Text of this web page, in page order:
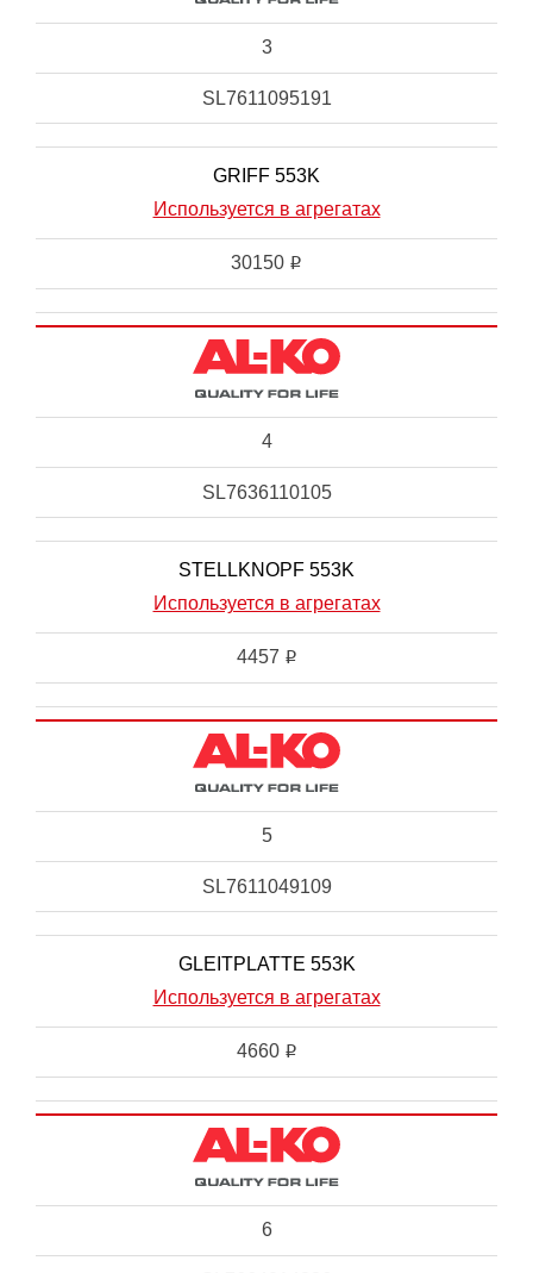
3
SL7611095191
GRIFF 553K
Используется в агрегатах
30150 i
4
SL7636110105
STELLKNOPF 553K
Используется в агрегатах
4457 i
5
SL7611049109
GLEITPLATTE 553K
Используется в агрегатах
4660 i
6